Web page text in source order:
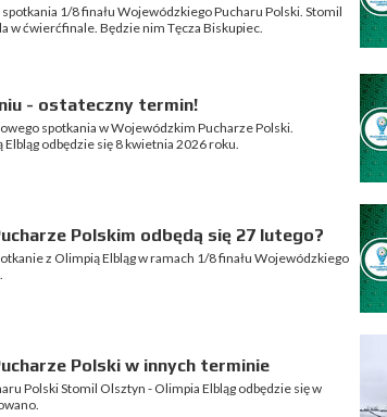
1/8 finału Wojewódzkiego Pucharu Polski. Stomil
w ćwierćfinale. Będzie nim Tęcza Biskupiec.
- ostateczny termin!
spotkania w Wojewódzkim Pucharze Polski.
odbędzie się 8 kwietnia 2026 roku.
Polskim odbędą się 27 lutego?
z Olimpią Elbląg w ramach 1/8 finału Wojewódzkiego
Polski w innych terminie
Polski Stomil Olsztyn - Olimpia Elbląg odbędzie się w